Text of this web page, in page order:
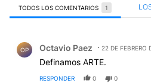
TODOS LOS COMENTARIOS 1
OP Octavio Paez 22 DE FEBRERO
Definamos ARTE.
RESPONDER 0 0